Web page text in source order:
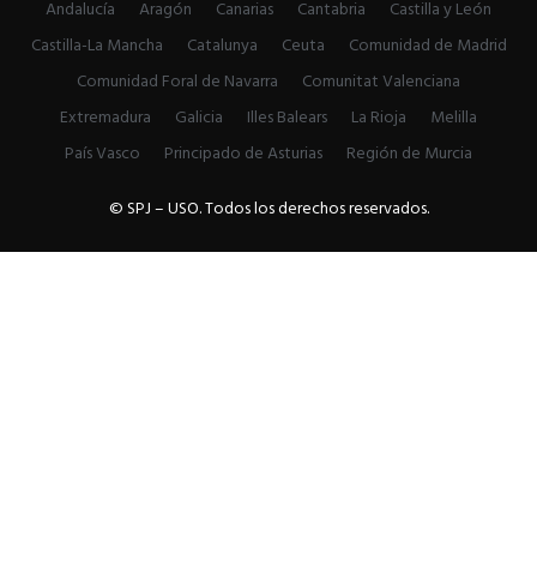
Andalucía Aragón Canarias Cantabria
Castilla y León
Castilla-La Mancha
Catalunya Ceuta
Comunidad de Madrid
Comunidad Foral de Navarra
Comunitat Valenciana
Extremadura
Galicia Illes Balears La Rioja
Melilla
País Vasco
Principado de Asturias
Región de Murcia
© SPJ – USO. Todos los derechos reservados.